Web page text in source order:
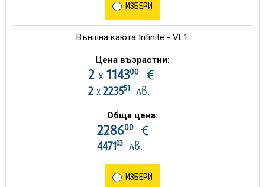
ИЗБЕРИ
Външна каюта Infinite - VL1
Цена възрастни:
2 х 114300€
2 х 223551 лв.
Обща цена:
228600€
447103лв.
ИЗБЕРИ